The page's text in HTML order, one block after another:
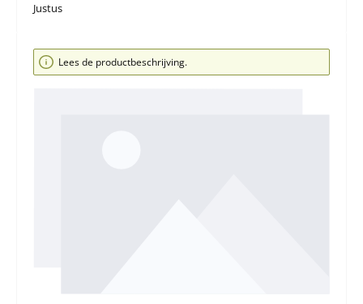
Justus
Afbeeldingengalerij overslaan
Lees de productbeschrijving.